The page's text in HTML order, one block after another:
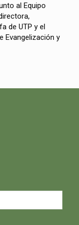
al Equipo
de UTP y el
Evangelización y